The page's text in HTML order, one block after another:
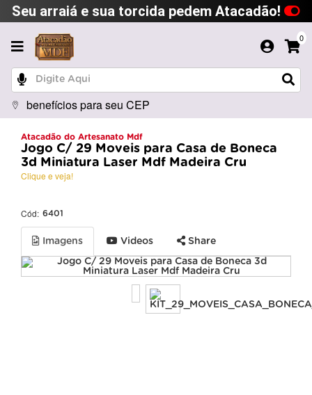
Seu arraiá e sua torcida pedem Atacadão!
0
benefícios para seu CEP
Atacadão do Artesanato Mdf
Jogo C/ 29 Moveis para Casa de Boneca
3d Miniatura Laser Mdf Madeira Cru
Clique e veja!
Cód: 6401
Imagens Videos Share